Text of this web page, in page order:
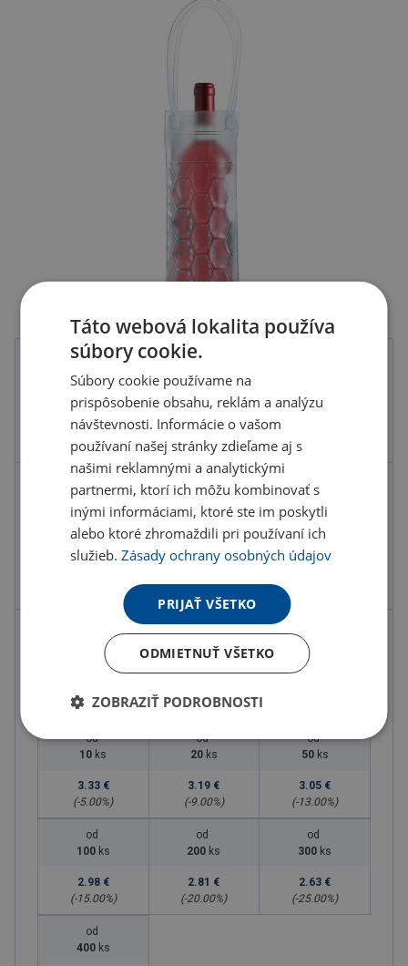
Kód produktu F4300300PD2
transparentná
Materiál
ks
Množstevné zľavy
od
10 ks
3.33 €
(-5.00%)
od
20 ks
3.19 €
(-9.00%)
od
50 ks
3.05 €
(-13.00%)
od
100 ks
2.98 €
(-15.00%)
od
200 ks
2.81 €
(-20.00%)
od
300 ks
2.63 €
(-25.00%)
od
400 ks
Táto webová lokalita používa
súbory cookie.
Súbory cookie používame na
prispôsobenie obsahu, reklám a analýzu
návštevnosti. Informácie o vašom
používaní našej stránky zdieľame aj s
našimi reklamnými a analytickými
partnermi, ktorí ich môžu kombinovať s
inými informáciami, ktoré ste im poskytli
alebo ktoré zhromaždili pri používaní ich
služieb.Zásady ochrany osobných údajov
PRIJAŤ VŠETKO
ODMIETNUŤ VŠETKO
ZOBRAZIŤ PODROBNOSTI